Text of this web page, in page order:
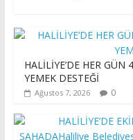
HALİLİYE’DE HER
YEMEK DESTEĞİ
Ağustos 7, 2026 0